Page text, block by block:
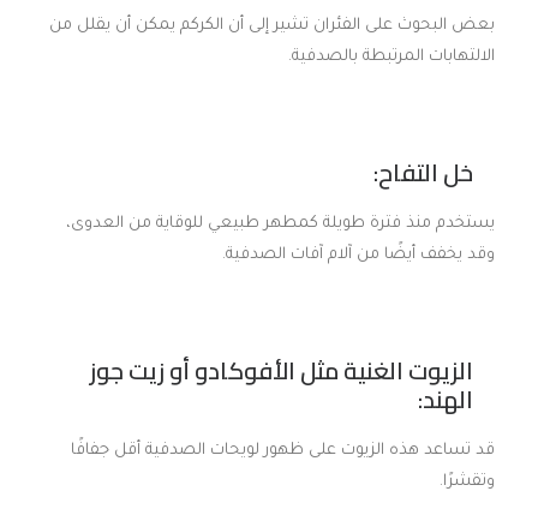
بعض البحوث على الفئران تشير إلى أن الكركم يمكن أن يقلل من
الالتهابات المرتبطة بالصدفية.
خل التفاح:
يستخدم منذ فترة طويلة كمطهر طبيعي للوقاية من العدوى،
وقد يخفف أيضًا من آلام آفات الصدفية.
الزيوت الغنية مثل الأفوكادو أو زيت جوز
الهند:
قد تساعد هذه الزيوت على ظهور لويحات الصدفية أقل جفافًا
وتقشرًا.